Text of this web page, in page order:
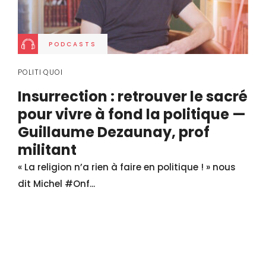
PODCASTS
POLITI·QUOI
Insurrection : retrouver le sacré
pour vivre à fond la politique —
Guillaume Dezaunay, prof
militant
« La religion n’a rien à faire en politique ! » nous
dit Michel #Onf...